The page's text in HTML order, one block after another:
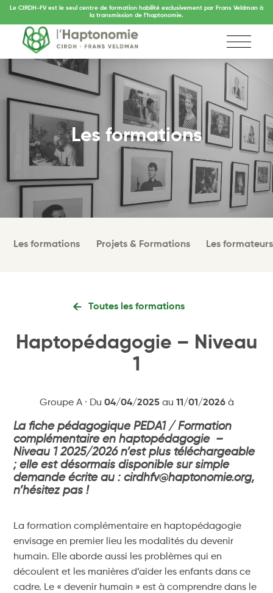
Le CIRDH-FV est le seul centre de formation habilité exclusivement par Frans Veldman à
la transmission de l’haptonomie.
Les formations
Les formations Projets & Formations Les formateurs
Toutes les formations
Haptopédagogie – Niveau
1
Groupe A · Du 04/04/2025au 11/01/2026à
La fiche pédagogique PEDA1 / Formation
complémentaire en haptopédagogie –
Niveau 1 2025/2026 n’est plus téléchargeable
; elle est désormais disponible sur simple
demande écrite au : cirdhfv@haptonomie.org,
n’hésitez pas !
La formation complémentaire en haptopédagogie
envisage en premier lieu les modalités du devenir
humain. Elle aborde aussi les problèmes qui en
découlent et les manières d’aider les enfants dans ce
cadre. Le « devenir humain » est à comprendre dans le